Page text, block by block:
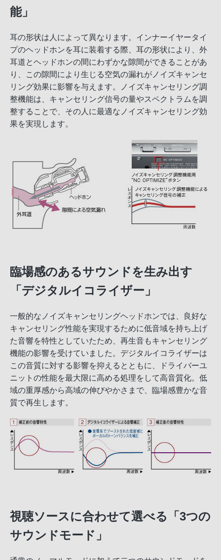
能」
耳の形状は人によって異なります。インナーイヤータイ
プのヘッドホンを耳に装着する際、耳の形状により、外
耳道とヘッドホンの間にわずかな隙間ができることがあ
り、この隙間により生じる空気の漏れがノイズキャンセ
リング効果に影響を与えます。ノイズキャンセリング調
整機能は、キャンセリング信号の量やスペクトラムを調
整することで、その人に最適なノイズキャンセリング効
果を実現します。
臨場感のあるサウンドを生み出す
「デジタルイコライザー」
一般的なノイズキャンセリングヘッドホンでは、良好な
キャンセリング性能を実現するために低音域を持ち上げ
た音響を特性としていたため、再生音もキャンセリング
機能の影響を受けていました。デジタルイコライザーは
この音質に対する影響を抑えるとともに、ドライバーユ
ニットの性能を最大限に高める処理をして高音質化。低
域の重厚感から高域の伸びやかさまで、臨場感豊かな音
質で再生します。
視聴ソースに合わせて選べる「3つの
サウンドモード」